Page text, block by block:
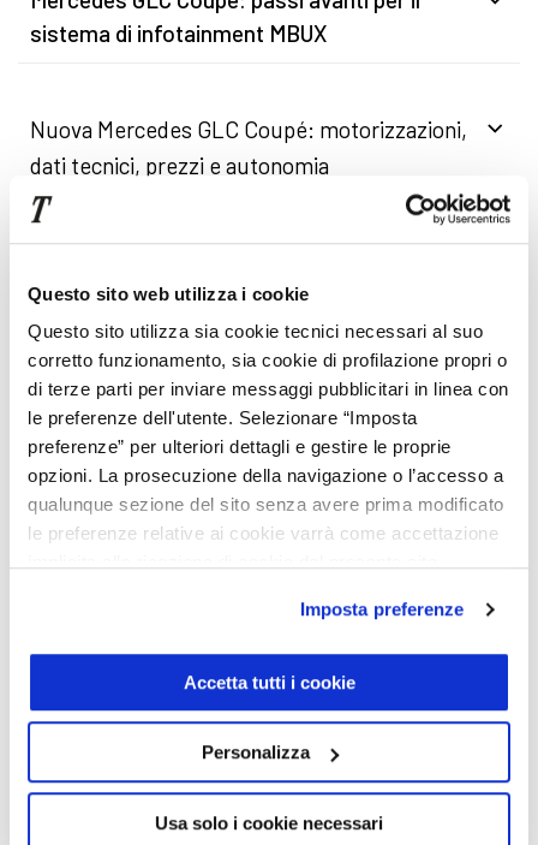
Questo sito web utilizza i cookie
Questo sito utilizza sia cookie tecnici necessari al suo
corretto funzionamento, sia cookie di profilazione propri o
di terze parti per inviare messaggi pubblicitari in linea con
le preferenze dell'utente. Selezionare “Imposta
preferenze” per ulteriori dettagli e gestire le proprie
opzioni. La prosecuzione della navigazione o l’accesso a
qualunque sezione del sito senza avere prima modificato
le preferenze relative ai cookie varrà come accettazione
Imposta preferenze
Accetta tutti i cookie
Personalizza
Usa solo i cookie necessari
sistema di infotainment MBUX
Nuova Mercedes GLC Coupé: motorizzazioni,
dati tecnici, prezzi e autonomia
Nuova Mercedes GLC Coupé: dimensioni
Mercedes GLC Coupé: prestazioni eccellenti in
ogni condizione di viaggio
Mercedes GLC Coupé: equipaggiamenti
aggiuntivi e assistenza alla guida
pronta consegna e noleggio a lungo termine
Mercedes GLC Coupé: i modelli più richiesti
Nessun veicolo al momento disponibile